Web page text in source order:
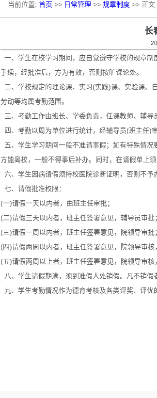
当前位置: 首页 >> 日常管理 >> 规章制度 >> 正文
长
一、学生在校学习期间，应自觉遵守学校的规章
手续，经批准后，方为有效，否则按旷课论处。
二、学校规定的理论课、实习(实践)课、实验课、
劳动等均属考勤范围。
三、考勤工作由班长、学委负责，任课教师、辅导
四、考勤以周为单位进行统计，经辅导员(班主任)
五、学生学习期间一般不准请事假；如有特殊情
方能离校，一般不得事后补办。同时，在请假单上须
六、学生因病请假须持校医院诊断证明，否则不予
七、请假批准权限：
(一)请假一天以内者，由班主任审批；
(二)请假三天以内者，班主任签署意见，辅导员审批；
(三)请假一周以内者，班主任签署意见，院领导审批；
(四)请假两周以内者，班主任签署意见，院领导审核
(五)请假两周以上者，班主任签署意见，院领导审核
八、学生请假期满，须到准假人处销假。凡不销假
九、学生考勤情况作为德育考核及各类评奖、评优